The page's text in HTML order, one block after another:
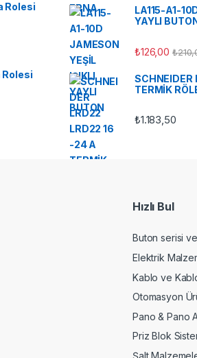
Rolesi
Rolesi
LA115-A1-
YAYLI
₺126,00 ₺
SCHNEIDER
TERMİK
₺1.183,50
Hızlı Bul
Buton serisi
Elektrik
Kablo ve
Otomasyon
Pano & Pano
Priz Blok
Şalt